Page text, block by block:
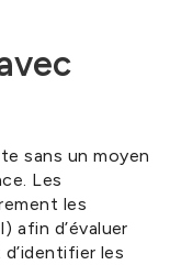
sans un moyen
Les
les
afin d’évaluer
les